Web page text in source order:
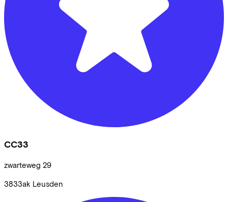
CC33
zwarteweg 29
3833ak Leusden